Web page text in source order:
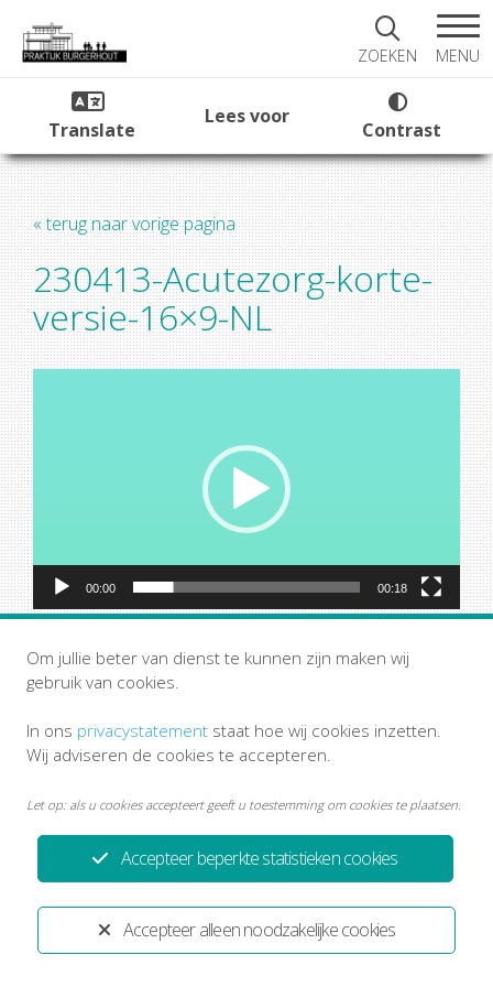
ZOEKEN MENU
Translate
Lees voor
Contrast
« terug naar vorige pagina
230413-Acutezorg-korte-
versie-16×9-NL
00:00 00:18
Ontwikkeld door: Yardzorgsites.nl
Accepteer alleen noodzakelijke cookies
Accepteer beperkte statistieken cookies
Om jullie beter van dienst te kunnen zijn maken wij
gebruik van cookies.
In ons privacystatement staat hoe wij cookies inzetten.
Wij adviseren de cookies te accepteren.
Let op: als u cookies accepteert geeft u toestemming om cookies te plaatsen.